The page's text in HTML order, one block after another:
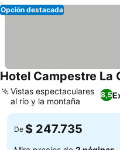
Opción destacada
Hotel Campestre La
8,5
Vistas espectaculares
al río y la montaña
De $ 247.735